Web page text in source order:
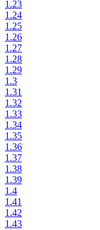
1.23
1.24
1.25
1.26
1.27
1.28
1.29
1.3
1.31
1.32
1.33
1.34
1.35
1.36
1.37
1.38
1.39
1.4
1.41
1.42
1.43